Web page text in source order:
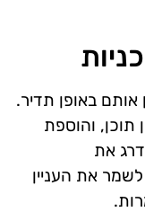
אותם באופן תדיר.
והוספת
את
את העניין